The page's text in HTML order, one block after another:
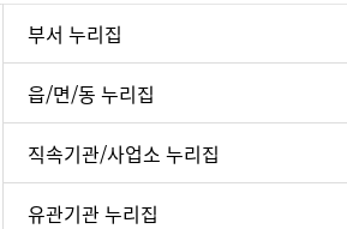
부서 누리집
읍/면/동 누리집
직속기관/사업소 누리집
유관기관 누리집